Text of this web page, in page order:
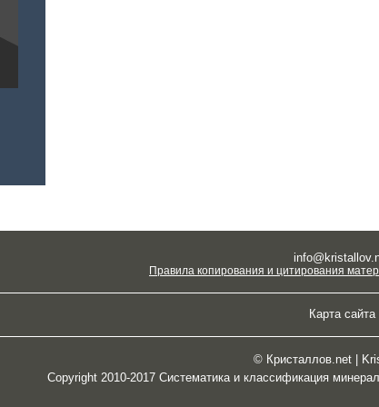
Правила копирования и цитирования
Карта сайта
© Кристаллов.net |
Copyright 2010-2017 Систематика и классификация